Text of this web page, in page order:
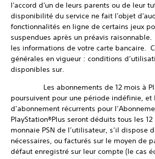
l'accord d'un de leurs parents ou de leur
disponibilité du service ne fait l'objet
fonctionnalités en ligne de certains jeux
suspendues après un préavis
les informations de votre carte bancaire.
générales en vigueur : conditions
disponibles sur.
Les abonnements de 12 mois à
poursuivent pour une période indéfinie, et
d’abonnement récurrents pour
PlayStation®Plus seront déduits tous les
monnaie PSN de l’utilisateur, s’il dispose
nécessaires, ou facturés sur le moyen de
défaut enregistré sur leur compte (le cas